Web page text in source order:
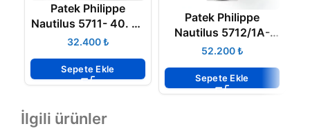
Patek Philippe
Nautilus 5711- 40. Yıl
Çelik Kasa Mavi
₺
Sepete Ekle
Patek Philippe
Nautilus 5712/1A-
001 Blue PPF V2
₺
Sepete Ekle
İlgili ürünler